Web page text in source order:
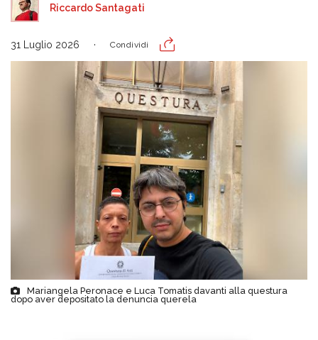
Riccardo Santagati
31 Luglio 2026 Condividi
Mariangela Peronace e Luca Tomatis davanti alla questura
dopo aver depositato la denuncia querela